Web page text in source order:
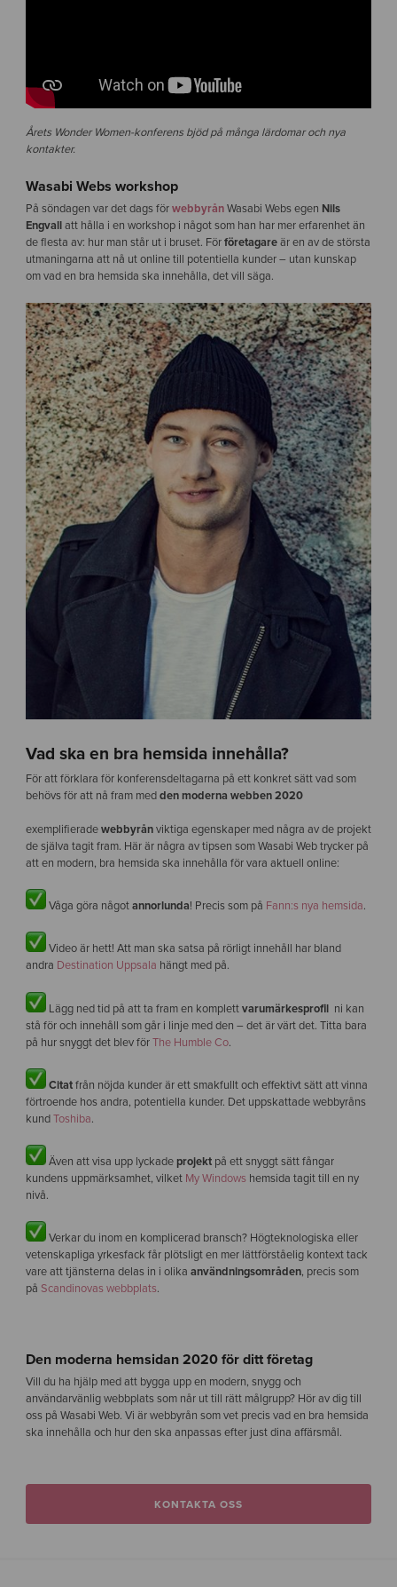
Årets Wonder Women-konferens bjöd på många lärdomar och nya
kontakter.
Wasabi Webs workshop
På söndagen var det dags förwebbyrånWasabi Webs egen Nils
Engvallatt hålla i en workshop i något som han har mer erfarenhet än
de flesta av: hur man står ut i bruset. Förföretagareär en av de största
utmaningarna att nå ut online till potentiella kunder – utan kunskap
om vad en bra hemsida ska innehålla, det vill säga.
Vad ska en bra hemsida innehålla?
För att förklara för konferensdeltagarna på ett konkret sätt vad som
behövs för att nå fram medden moderna webben 2020
exemplifieradewebbyrånviktiga egenskaper med några av de projekt
de själva tagit fram. Här är några av tipsen som Wasabi Web trycker på
att en modern, bra hemsida ska innehålla för vara aktuell online:
Våga göra någotannorlunda! Precis som på Fann:s nya hemsida.
Video är hett! Att man ska satsa på rörligt innehåll har bland
andra Destination Uppsala hängt med på.
Lägg ned tid på att ta fram en komplettvarumärkesprofilni kan
stå för och innehåll som går i linje med den – det är värt det. Titta bara
på hur snyggt det blev förThe Humble Co.
Citatfrån nöjda kunder är ett smakfullt och effektivt sätt att vinna
förtroende hos andra, potentiella kunder. Det uppskattade webbyråns
kundToshiba.
Även att visa upp lyckade projektpå ett snyggt sätt fångar
kundens uppmärksamhet, vilket My Windows hemsida tagit till en ny
nivå.
Verkar du inom en komplicerad bransch? Högteknologiska eller
vetenskapliga yrkesfack får plötsligt en mer lättförståelig kontext tack
vare att tjänsterna delas in i olika användningsområden, precis som
på Scandinovas webbplats.
Den moderna hemsidan 2020 för ditt företag
Vill du ha hjälp med att bygga upp en modern, snygg och
användarvänlig webbplats som når ut till rätt målgrupp? Hör av dig till
oss på Wasabi Web. Vi är webbyrån som vet precis vad en bra hemsida
ska innehålla och hur den ska anpassas efter just dina affärsmål.
KONTAKTA OSS